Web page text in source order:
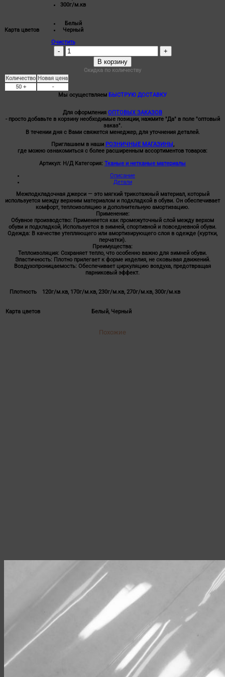
300г/м.кв
Карта цветов
Белый
Черный
Очистить
Количество
товара
Межподкладка
Джерси
термо
Китай
В корзину
Скидка по количеству
Количество Новая цена
50 +
-
Мы осуществляем БЫСТРУЮ ДОСТАВКУ
Для оформления ОПТОВЫХ ЗАКАЗОВ
- просто добавьте в корзину необходимые позиции, нажмите "Да" в поле "оптовый
заказ".
В течении дня с Вами свяжется менеджер, для уточнения деталей.
Приглашаем в наши РОЗНИЧНЫЕ МАГАЗИНЫ ,
где можно ознакомиться с более расширенным ассортиментов товаров:
Артикул: Н/Д Категория: Тканые и нетканые материалы
Описание
Детали
Межподкладочная джерси — это мягкий трикотажный материал, который
используется между верхним материалом и подкладкой в обуви. Он обеспечивает
комфорт, теплоизоляцию и дополнительную амортизацию.
Применение:
Обувное производство: Применяется как промежуточный слой между верхом
обуви и подкладкой, Используется в зимней, спортивной и повседневной обуви.
Одежда: В качестве утепляющего или амортизирующего слоя в одежде (куртки,
перчатки).
Преимущества:
Теплоизоляция: Сохраняет тепло, что особенно важно для зимней обуви.
Эластичность: Плотно прилегает к форме изделия, не сковывая движений.
Воздухопроницаемость: Обеспечивает циркуляцию воздуха, предотвращая
парниковый эффект.
Плотность 120г/м.кв, 170г/м.кв, 230г/м.кв, 270г/м.кв, 300г/м.кв
Карта цветов Белый, Черный
Похожие